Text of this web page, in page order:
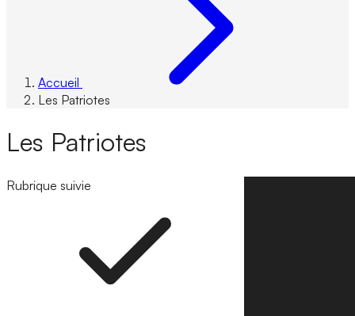
Accueil
Les Patriotes
Les Patriotes
Rubrique suivie